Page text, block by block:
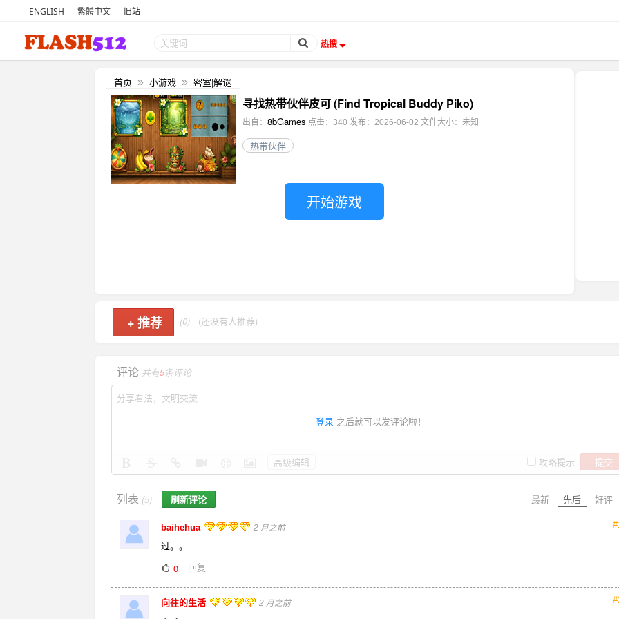
ENGLISH 繁體中文 旧站
热搜
首页 » 小游戏 » 密室|解谜
寻找热带伙伴皮可 (Find Tropical Buddy Piko)
出自： 8bGames 点击：340 发布：2026-06-02 文件大小：未知
热带伙伴
开始游戏
+ 推荐 (0) (还没有人推荐)
评论 共有5条评论
登录 之后就可以发评论啦！
攻略提示 提交
高级编辑
最新 先后 好评
列表 (5) 刷新评论
baihehua 2 月之前
过。。
0
回复
向往的生活 2 月之前